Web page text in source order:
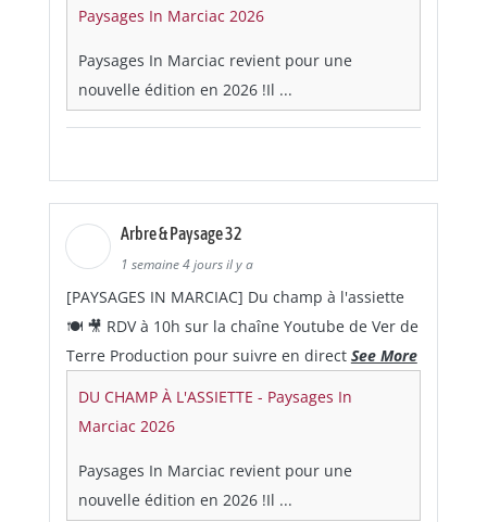
Paysages In Marciac 2026
Paysages In Marciac revient pour une
nouvelle édition en 2026 !Il ...
Arbre & Paysage 32
1 semaine 4 jours il y a
[PAYSAGES IN MARCIAC] Du champ à l'assiette
🍽 🎥 RDV à 10h sur la chaîne Youtube de Ver de
Terre Production pour suivre en direct See More
DU CHAMP À L'ASSIETTE - Paysages In
Marciac 2026
Paysages In Marciac revient pour une
nouvelle édition en 2026 !Il ...